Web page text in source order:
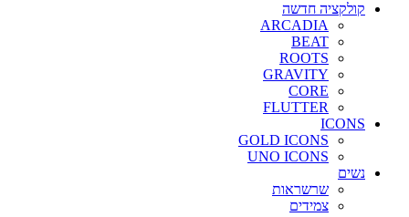
קולקציה חדשה
ARCADIA
BEAT
ROOTS
GRAVITY
CORE
FLUTTER
ICONS
GOLD ICONS
UNO ICONS
נשים
שרשראות
צמידים